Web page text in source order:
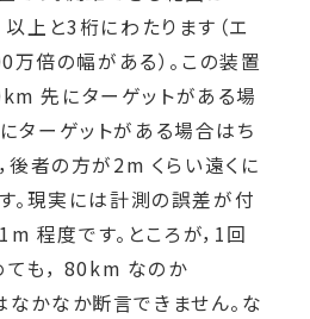
上と3桁にわたります（エ
万倍の幅がある）。この装置
先にターゲットがある場
ターゲットがある場合はち
後者の方が2m くらい遠くに
。現実には計測の誤差が付
程度です。ところが，1回
も， 80km なのか
かなか断言できません。な